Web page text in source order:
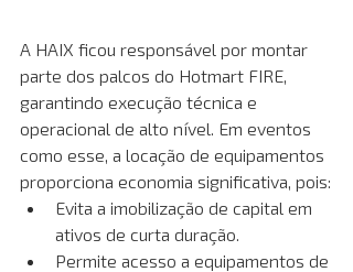
A HAIX ficou responsável por montar
parte dos palcos do Hotmart FIRE,
garantindo execução técnica e
operacional de alto nível. Em eventos
como esse, a locação de equipamentos
proporciona economia significativa, pois:
Evita a imobilização de capital em
ativos de curta duração.
Permite acesso a equipamentos de